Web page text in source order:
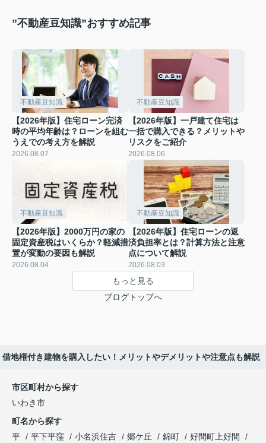
”不動産豆知識”おすすめ記事
不動産豆知識
【2026年版】住宅ローン完済
時の平均年齢は？ローンを組む
うえでの考え方を解説
2026.08.07
不動産豆知識
【2026年版】一戸建て住宅は
一括で購入できる？メリットや
リスクをご紹介
2026.08.06
不動産豆知識
【2026年版】2000万円の家の
固定資産税はいくらか？軽減措
置が変動の要因も解説
2026.08.04
不動産豆知識
【2026年版】住宅ローンの返
済負担率とは？計算方法と注意
点について解説
2026.08.03
もっと見る
ブログトップへ
借地権付き建物を購入したい！メリットやデメリットや注意点も解説
市区町村から探す
いわき市
町名から探す
平
平下平窪 小名浜住吉 郷ケ丘 錦町
好間町上好間